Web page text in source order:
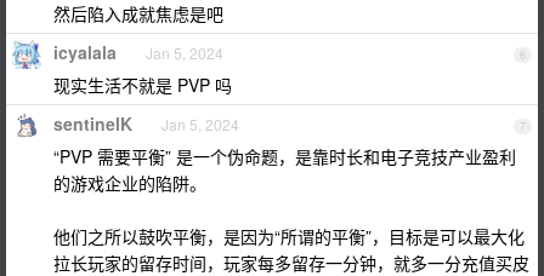
然后陷入成就焦虑是吧
6
icyalala Jan 5, 2024
现实生活不就是 PVP 吗
7
sentinelK Jan 5, 2024
“PVP 需要平衡” 是一个伪命题，是靠时长和电子竞技产业盈利
的游戏企业的陷阱。
他们之所以鼓吹平衡，是因为“所谓的平衡”，目标是可以最大化
拉长玩家的留存时间，玩家每多留存一分钟，就多一分充值买皮